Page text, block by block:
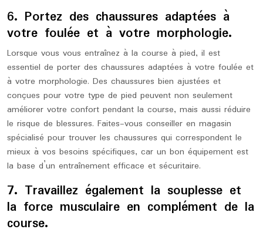
6. Portez des chaussures adaptées à
votre foulée et à votre morphologie.
Lorsque vous vous entraînez à la course à pied, il est
essentiel de porter des chaussures adaptées à votre foulée et
à votre morphologie. Des chaussures bien ajustées et
conçues pour votre type de pied peuvent non seulement
améliorer votre confort pendant la course, mais aussi réduire
le risque de blessures. Faites-vous conseiller en magasin
spécialisé pour trouver les chaussures qui correspondent le
mieux à vos besoins spécifiques, car un bon équipement est
la base d’un entraînement efficace et sécuritaire.
7. Travaillez également la souplesse et
la force musculaire en complément de la
course.